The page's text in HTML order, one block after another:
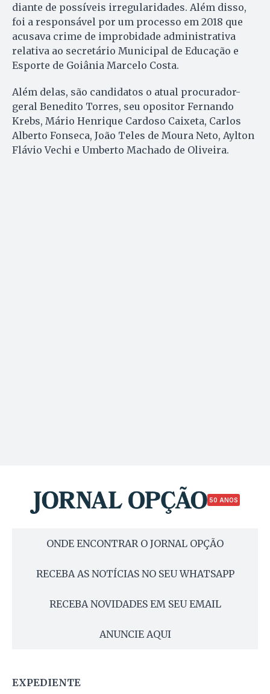
diante de possíveis irregularidades. Além disso,
foi a responsável por um processo em 2018 que
acusava crime de improbidade administrativa
relativa ao secretário Municipal de Educação e
Esporte de Goiânia Marcelo Costa.
Além delas, são candidatos o atual procurador-
geral Benedito Torres, seu opositor Fernando
Krebs, Mário Henrique Cardoso Caixeta, Carlos
Alberto Fonseca, João Teles de Moura Neto, Aylton
Flávio Vechi e Umberto Machado de Oliveira.
50 ANOS
ONDE ENCONTRAR O JORNAL OPÇÃO
RECEBA AS NOTÍCIAS NO SEU WHATSAPP
RECEBA NOVIDADES EM SEU EMAIL
ANUNCIE AQUI
EXPEDIENTE